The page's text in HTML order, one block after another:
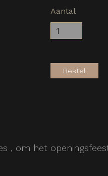
Aantal
Bestel
, om het